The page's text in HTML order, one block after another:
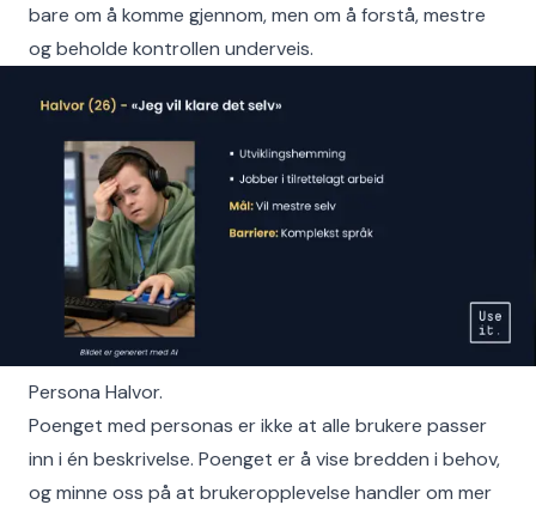
bare om å komme gjennom, men om å forstå, mestre
og beholde kontrollen underveis.
Persona Halvor.
Poenget med personas er ikke at alle brukere passer
inn i én beskrivelse. Poenget er å vise bredden i behov,
og minne oss på at brukeropplevelse handler om mer